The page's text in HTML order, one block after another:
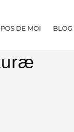
DE MOI BLOG